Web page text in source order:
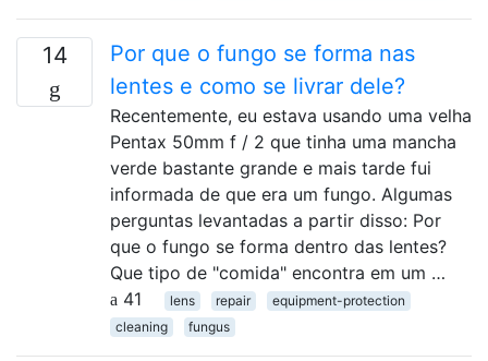
14
Por que o fungo se forma nas
lentes e como se livrar dele?
Recentemente, eu estava usando uma velha
Pentax 50mm f / 2 que tinha uma mancha
verde bastante grande e mais tarde fui
informada de que era um fungo. Algumas
perguntas levantadas a partir disso: Por
que o fungo se forma dentro das lentes?
Que tipo de "comida" encontra em um …
41
lens repair
equipment-protection
cleaning
fungus